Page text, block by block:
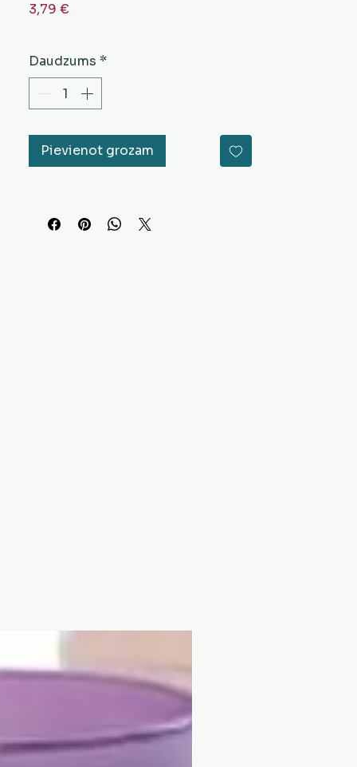
3,79 €
Daudzums *
Pievienot grozam